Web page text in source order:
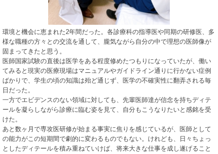
環境と機会に恵まれた2年間だった。各診療科の指導医や同期の研修医、多
様な職種の方々との交流を通して、朧気ながら自分の中で理想の医師像が
固まってきたと思う。
医師国家試験の直後は医学をある程度修めたつもりになっていたが、働い
てみると現実の医療現場はマニュアルやガイドライン通りに行かない症例
ばかりで、学生の頃の知識は殆ど通じず、医学の不確実性に翻弄される毎
日だった。
一方でエビデンスのない領域に対しても、先輩医師達が信念を持ちディテ
ールを凝らしながら診療に臨む姿を見て、自分もこうなりたいと感銘を受
けた。
あと数ヶ月で専攻医研修が始まる事実に焦りを感じているが、医師として
の能力がこの短期間で劇的に変わるものでもない。けれども、日々ちょっ
としたディテールを積み重ねていけば、将来大きな仕事を成し遂げること